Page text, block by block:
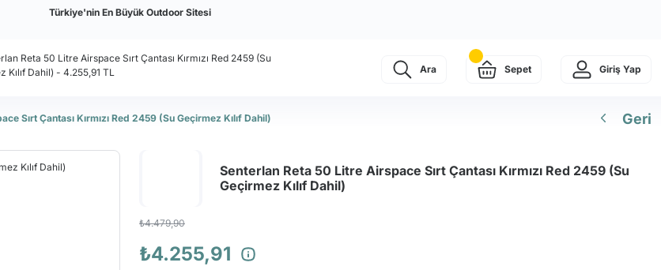
Türkiye'nin En Büyük Outdoor Sitesi
Ara Sepet Giriş Yap
Sırt Çantası Kırmızı Red 2459 (Su Geçirmez Kılıf Dahil) Geri
Senterlan Reta 50 Litre Airspace Sırt Çantası Kırmızı Red 2459 (Su
Geçirmez Kılıf Dahil)
₺4.479,90
₺4.255,91